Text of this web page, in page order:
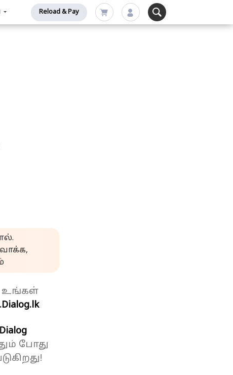
Reload & Pay
உங்கள்
Dialog.lk
போது